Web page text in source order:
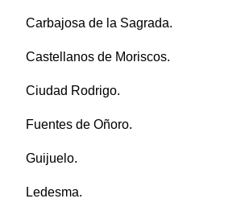
Carbajosa de la Sagrada.
Castellanos de Moriscos.
Ciudad Rodrigo.
Fuentes de Oñoro.
Guijuelo.
Ledesma.